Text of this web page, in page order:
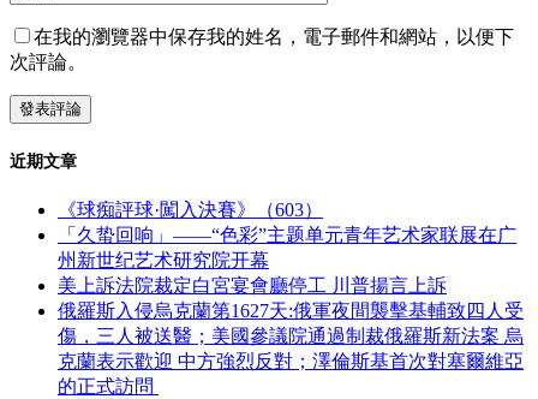
在我的瀏覽器中保存我的姓名，電子郵件和網站，以便下
次評論。
近期文章
《球痴評球·闖入決賽》（603）
「久蛰回响」——“色彩”主题单元青年艺术家联展在广
州新世纪艺术研究院开幕
美上訴法院裁定白宮宴會廳停工 川普揚言上訴
俄羅斯入侵烏克蘭第1627天:俄軍夜間襲擊基輔致四人受
傷，三人被送醫；美國參議院通過制裁俄羅斯新法案 烏
克蘭表示歡迎 中方強烈反對；澤倫斯基首次對塞爾維亞
的正式訪問